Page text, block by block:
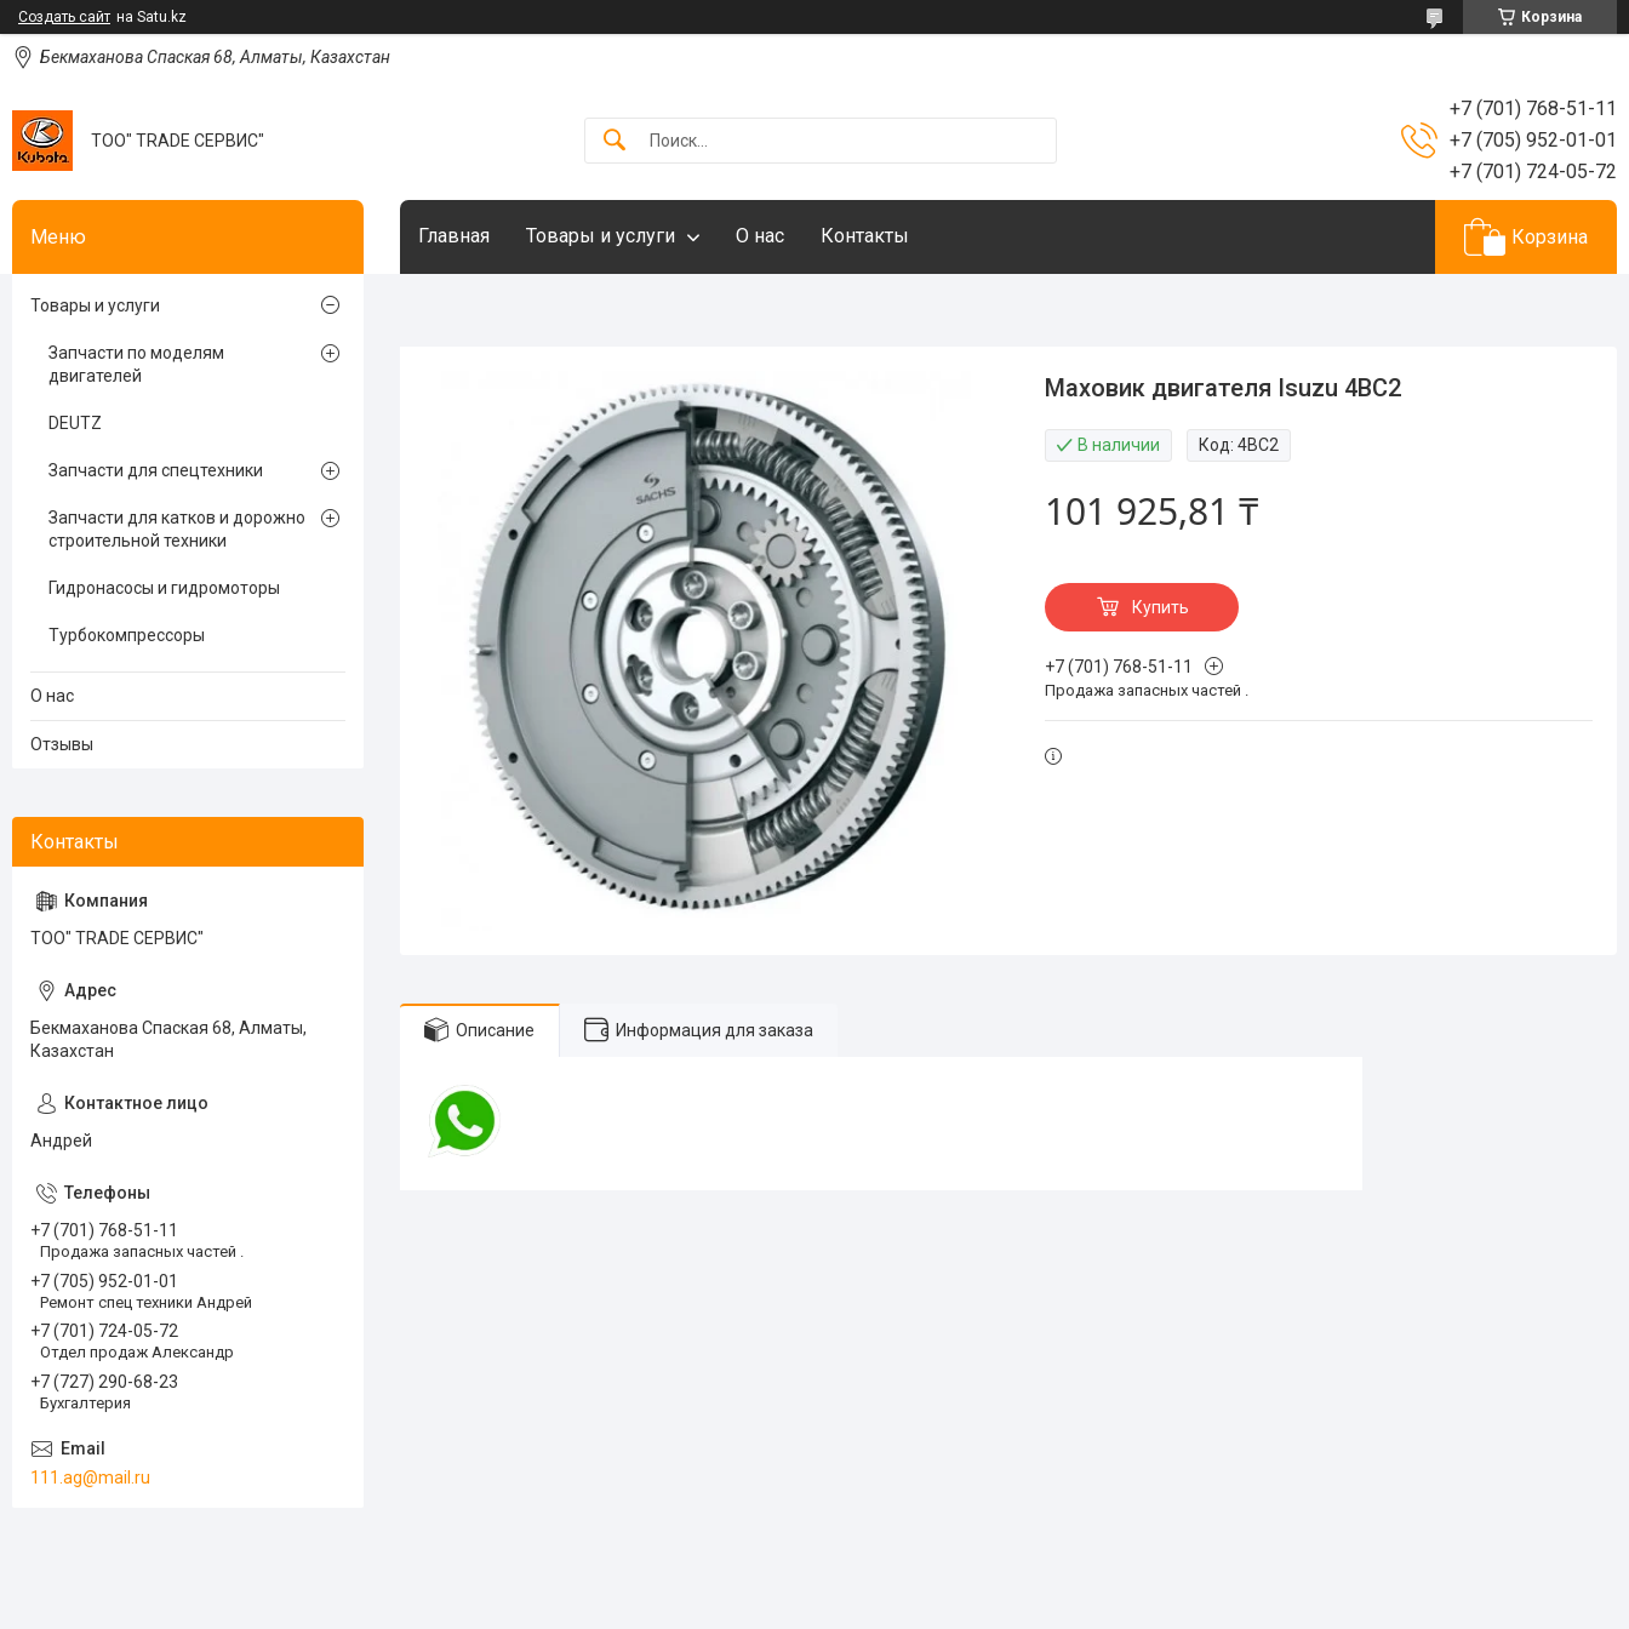
Создать сайт на Satu.kz Корзина
Бекмаханова Спаская 68, Алматы, Казахстан
ТОО" TRADE СЕРВИС"
+7 (701) 768-51-11
+7 (705) 952-01-01
+7 (701) 724-05-72
Главная Товары и услуги О нас Контакты Корзина
Маховик двигателя Isuzu 4BC2
В наличии Код:4BC2
101 925,81 ₸
Купить
+7 (701) 768-51-11
Продажа запасных частей .
Описание Информация для заказа
Товары и услуги
Запчасти по моделям
двигателей
DEUTZ
Запчасти для спецтехники
Запчасти для катков и дорожно
строительной техники
Гидронасосы и гидромоторы
Турбокомпрессоры
О нас
Отзывы
ТОО" TRADE СЕРВИС"
Бекмаханова Спаская 68, Алматы,
Казахстан
Андрей
+7 (701) 768-51-11
Продажа запасных частей .
+7 (705) 952-01-01
Ремонт спец техники Андрей
+7 (701) 724-05-72
Отдел продаж Александр
+7 (727) 290-68-23
Бухгалтерия
111.ag@mail.ru